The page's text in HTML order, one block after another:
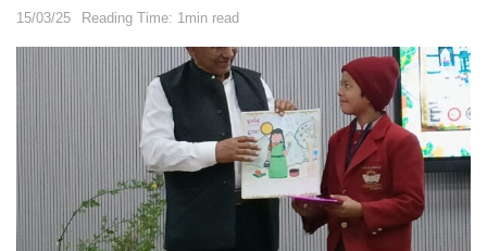
15/03/25 Reading Time: 1min read